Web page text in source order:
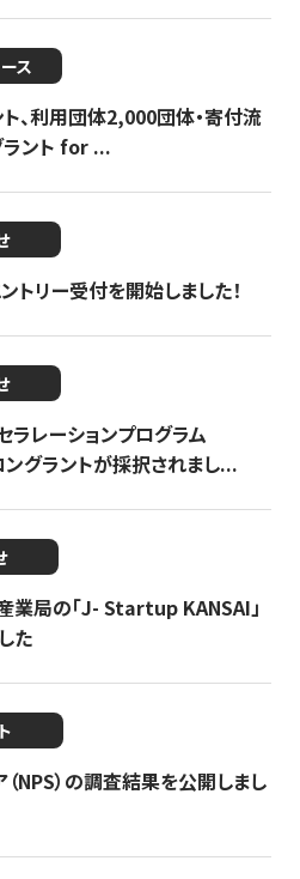
ス
、利用団体2,000団体・寄付流
ラント for ...
リー受付を開始しました！
レーションプログラム
ングラントが採択されまし...
業局の「J- Startup KANSAI」
た
NPS）の調査結果を公開しまし